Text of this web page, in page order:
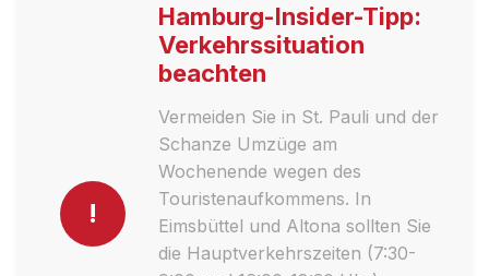
!
Hamburg-Insider-Tipp:
Verkehrssituation
beachten
Vermeiden Sie in St. Pauli und der
Schanze Umzüge am
Wochenende wegen des
Touristenaufkommens. In
Eimsbüttel und Altona sollten Sie
die Hauptverkehrszeiten (7:30-